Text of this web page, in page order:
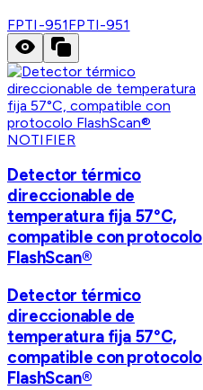
FPTI-951FPTI-951
NOTIFIER
Detector térmico
direccionable de
temperatura fija 57°C,
compatible con protocolo
FlashScan®
Detector térmico
direccionable de
temperatura fija 57°C,
compatible con protocolo
FlashScan®